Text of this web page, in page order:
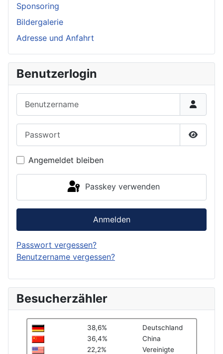
Sponsoring
Bildergalerie
Adresse und Anfahrt
Benutzerlogin
Angemeldet bleiben
Passkey verwenden
Anmelden
Passwort vergessen?
Benutzername vergessen?
Besucherzähler
38,6%
Deutschland
36,4%
China
22,2%
Vereinigte